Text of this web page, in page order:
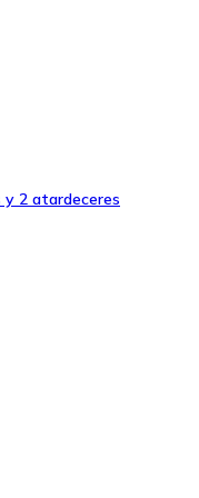
y 2 atardeceres